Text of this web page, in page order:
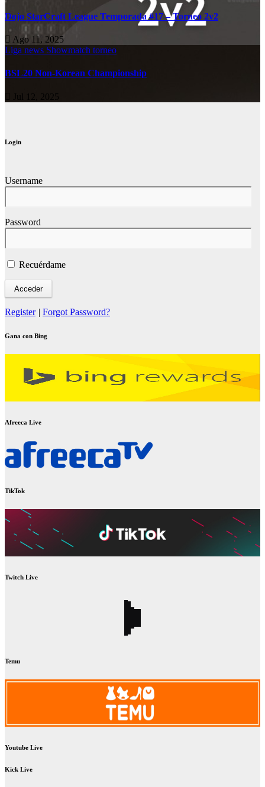
Dojo StarCraft League Temporada #17 – Torneo 2v2
Ago 11, 2025
Liga news Showmatch torneo
BSL20 Non-Korean Championship
Jul 12, 2025
Login
Username
Password
Recuérdame
Register Forgot Password?
Gana con Bing
Afreeca Live
TikTok
Twitch Live
Temu
Youtube Live
Kick Live